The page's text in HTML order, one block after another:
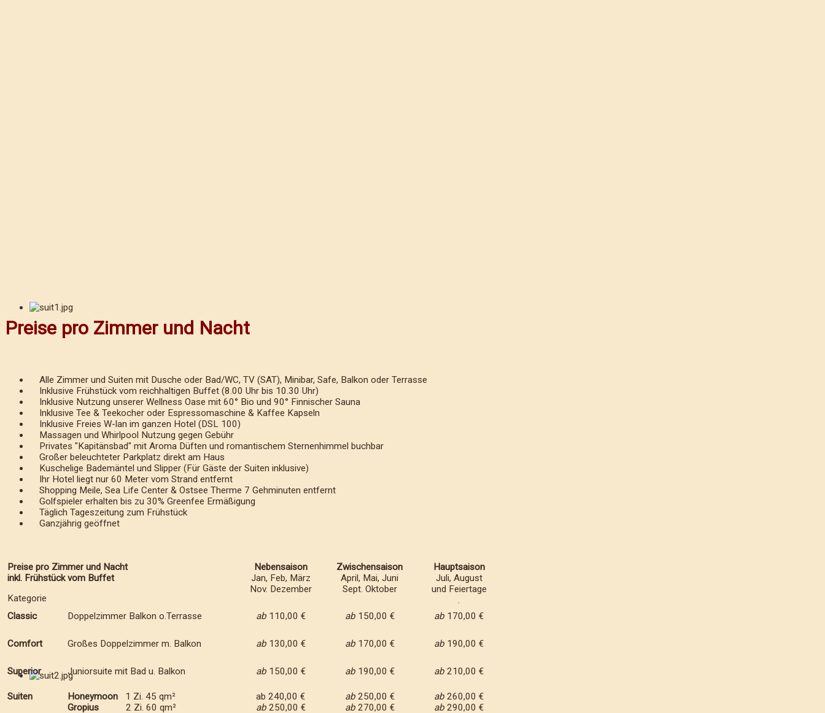
Preise pro Zimmer und Nacht
Alle Zimmer und Suiten mit Dusche oder Bad/WC, TV (SAT), Minibar, Safe, Balkon oder Terrasse
Inklusive Frühstück vom reichhaltigen Buffet (8.00 Uhr bis 10.30 Uhr)
Inklusive Nutzung unserer Wellness Oase mit 60° Bio und 90° Finnischer Sauna
Inklusive Tee & Teekocher oder Espressomaschine & Kaffee Kapseln
Inklusive Freies W-lan im ganzen Hotel (DSL 100)
Massagen und Whirlpool Nutzung gegen Gebühr
Privates "Kapitänsbad" mit Aroma Düften und romantischem Sternenhimmel buchbar
Großer beleuchteter Parkplatz direkt am Haus
Kuschelige Bademäntel und Slipper (Für Gäste der Suiten inklusive)
Ihr Hotel liegt nur 60 Meter vom Strand entfernt
Shopping Meile, Sea Life Center & Ostsee Therme 7 Gehminuten entfernt
Golfspieler erhalten bis zu 30% Greenfee Ermäßigung
Täglich Tageszeitung zum Frühstück
Ganzjährig geöffnet
Preise pro Zimmer und Nacht
inkl. Frühstück vom Buffet
Kategorie
Nebensaison
Jan, Feb, März
Nov. Dezember
Zwischensaison
April, Mai, Juni
Sept. Oktober
Hauptsaison
Juli, August
und Feiertage
.
Classic
Doppelzimmer Balkon o.Terrasse ab110,00 € ab150,00 € ab 170,00 €
Comfort Großes Doppelzimmer m. Balkon ab130,00 € ab170,00 € ab 190,00 €
Superior Juniorsuite mit Bad u. Balkon ab150,00 € ab190,00 € ab 210,00 €
Suiten Honeymoon 1 Zi. 45 qm²
Gropius 2 Zi. 60 qm²
ab 240,00 €
ab 250,00 €
ab250,00 €
ab 270,00 €
ab 260,00 €
ab 290,00 €